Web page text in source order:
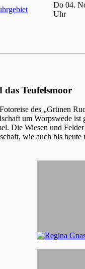
Do 04.
Uhr
das Teufelsmoor
des „Grünen
um Worpswede ist
Die Wiesen und
wie auch bis